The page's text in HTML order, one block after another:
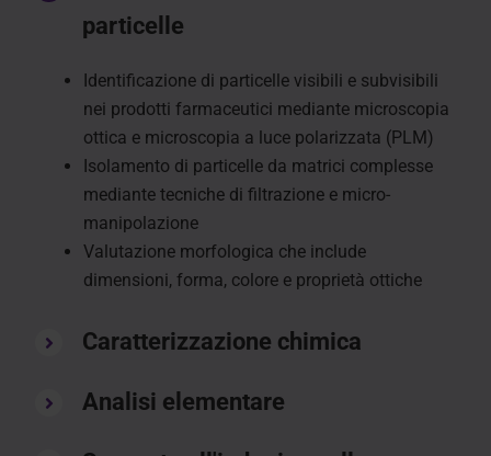
particelle
Identificazione di particelle visibili e subvisibili
nei prodotti farmaceutici mediante microscopia
ottica e microscopia a luce polarizzata (PLM)
Isolamento di particelle da matrici complesse
mediante tecniche di filtrazione e micro-
manipolazione
Valutazione morfologica che include
dimensioni, forma, colore e proprietà ottiche
Caratterizzazione chimica
Analisi elementare